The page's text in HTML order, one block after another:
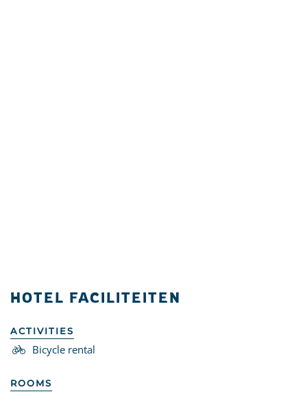
HOTEL FACILITEITEN
ACTIVITIES
Bicycle rental
ROOMS